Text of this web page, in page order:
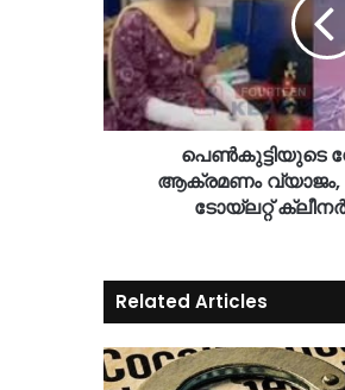
പെണ്‍കുട്ടിയുടെ
ആക്രമണം വ്യാജം,
ടോയ്‍ലറ്റ്
Related Articles